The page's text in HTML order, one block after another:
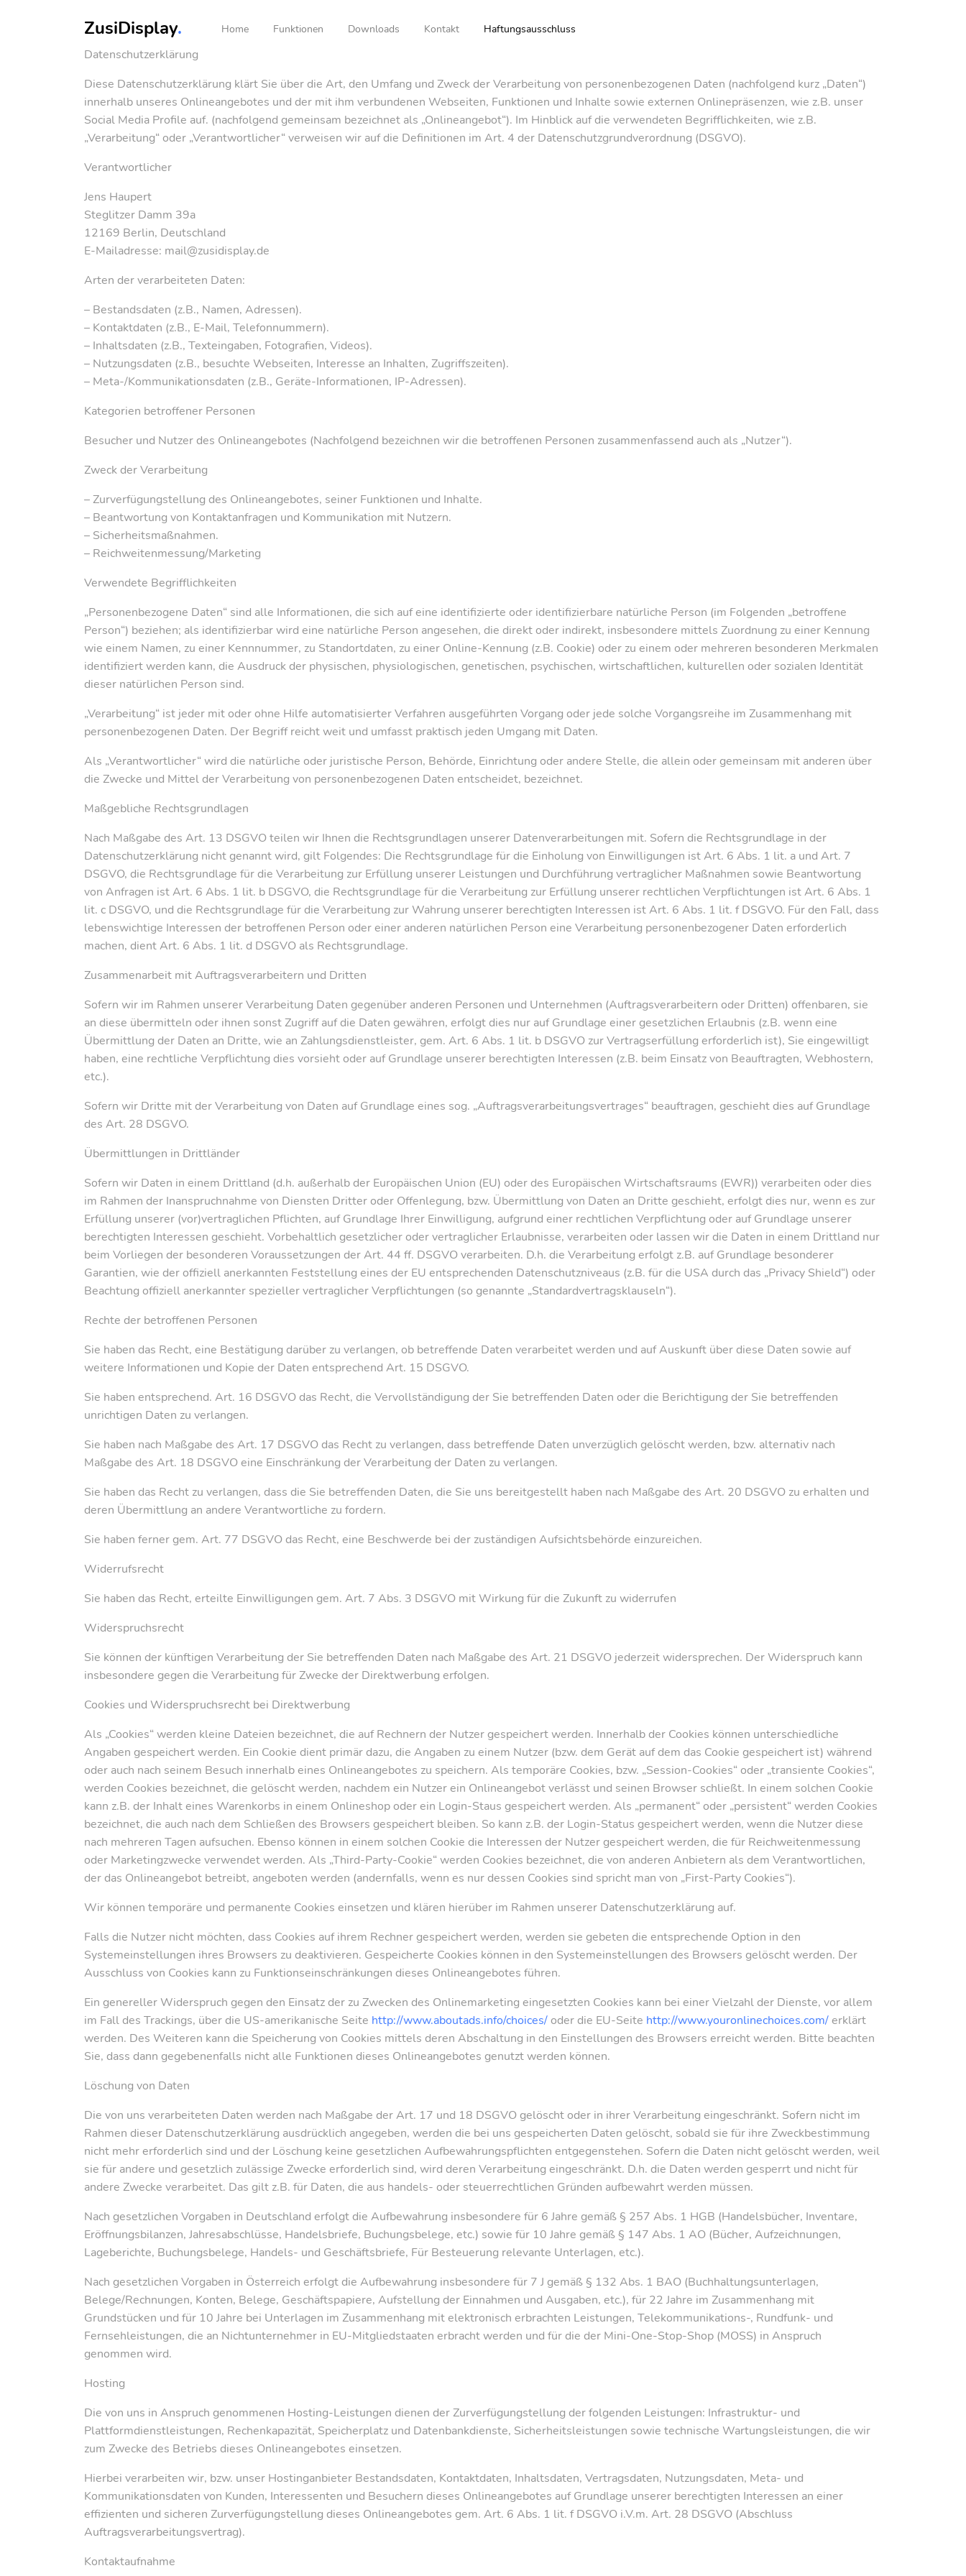
ZusiDisplay. Home Funktionen Downloads Kontakt Haftungsausschluss
Datenschutzerklärung
Diese Datenschutzerklärung klärt Sie über die Art, den Umfang und Zweck der Verarbeitung von personenbezogenen Daten (nachfolgend kurz „Daten“)
innerhalb unseres Onlineangebotes und der mit ihm verbundenen Webseiten, Funktionen und Inhalte sowie externen Onlinepräsenzen, wie z.B. unser
Social Media Profile auf. (nachfolgend gemeinsam bezeichnet als „Onlineangebot“). Im Hinblick auf die verwendeten Begrifflichkeiten, wie z.B.
„Verarbeitung“ oder „Verantwortlicher“ verweisen wir auf die Definitionen im Art. 4 der Datenschutzgrundverordnung (DSGVO).
Verantwortlicher
Jens Haupert
Steglitzer Damm 39a
12169 Berlin, Deutschland
E-Mailadresse: mail@zusidisplay.de
Arten der verarbeiteten Daten:
– Bestandsdaten (z.B., Namen, Adressen).
– Kontaktdaten (z.B., E-Mail, Telefonnummern).
– Inhaltsdaten (z.B., Texteingaben, Fotografien, Videos).
– Nutzungsdaten (z.B., besuchte Webseiten, Interesse an Inhalten, Zugriffszeiten).
– Meta-/Kommunikationsdaten (z.B., Geräte-Informationen, IP-Adressen).
Kategorien betroffener Personen
Besucher und Nutzer des Onlineangebotes (Nachfolgend bezeichnen wir die betroffenen Personen zusammenfassend auch als „Nutzer“).
Zweck der Verarbeitung
– Zurverfügungstellung des Onlineangebotes, seiner Funktionen und Inhalte.
– Beantwortung von Kontaktanfragen und Kommunikation mit Nutzern.
– Sicherheitsmaßnahmen.
– Reichweitenmessung/Marketing
Verwendete Begrifflichkeiten
„Personenbezogene Daten“ sind alle Informationen, die sich auf eine identifizierte oder identifizierbare natürliche Person (im Folgenden „betroffene
Person“) beziehen; als identifizierbar wird eine natürliche Person angesehen, die direkt oder indirekt, insbesondere mittels Zuordnung zu einer Kennung
wie einem Namen, zu einer Kennnummer, zu Standortdaten, zu einer Online-Kennung (z.B. Cookie) oder zu einem oder mehreren besonderen Merkmalen
identifiziert werden kann, die Ausdruck der physischen, physiologischen, genetischen, psychischen, wirtschaftlichen, kulturellen oder sozialen Identität
dieser natürlichen Person sind.
„Verarbeitung“ ist jeder mit oder ohne Hilfe automatisierter Verfahren ausgeführten Vorgang oder jede solche Vorgangsreihe im Zusammenhang mit
personenbezogenen Daten. Der Begriff reicht weit und umfasst praktisch jeden Umgang mit Daten.
Als „Verantwortlicher“ wird die natürliche oder juristische Person, Behörde, Einrichtung oder andere Stelle, die allein oder gemeinsam mit anderen über
die Zwecke und Mittel der Verarbeitung von personenbezogenen Daten entscheidet, bezeichnet.
Maßgebliche Rechtsgrundlagen
Nach Maßgabe des Art. 13 DSGVO teilen wir Ihnen die Rechtsgrundlagen unserer Datenverarbeitungen mit. Sofern die Rechtsgrundlage in der
Datenschutzerklärung nicht genannt wird, gilt Folgendes: Die Rechtsgrundlage für die Einholung von Einwilligungen ist Art. 6 Abs. 1 lit. a und Art. 7
DSGVO, die Rechtsgrundlage für die Verarbeitung zur Erfüllung unserer Leistungen und Durchführung vertraglicher Maßnahmen sowie Beantwortung
von Anfragen ist Art. 6 Abs. 1 lit. b DSGVO, die Rechtsgrundlage für die Verarbeitung zur Erfüllung unserer rechtlichen Verpflichtungen ist Art. 6 Abs. 1
lit. c DSGVO, und die Rechtsgrundlage für die Verarbeitung zur Wahrung unserer berechtigten Interessen ist Art. 6 Abs. 1 lit. f DSGVO. Für den Fall, dass
lebenswichtige Interessen der betroffenen Person oder einer anderen natürlichen Person eine Verarbeitung personenbezogener Daten erforderlich
machen, dient Art. 6 Abs. 1 lit. d DSGVO als Rechtsgrundlage.
Zusammenarbeit mit Auftragsverarbeitern und Dritten
Sofern wir im Rahmen unserer Verarbeitung Daten gegenüber anderen Personen und Unternehmen (Auftragsverarbeitern oder Dritten) offenbaren, sie
an diese übermitteln oder ihnen sonst Zugriff auf die Daten gewähren, erfolgt dies nur auf Grundlage einer gesetzlichen Erlaubnis (z.B. wenn eine
Übermittlung der Daten an Dritte, wie an Zahlungsdienstleister, gem. Art. 6 Abs. 1 lit. b DSGVO zur Vertragserfüllung erforderlich ist), Sie eingewilligt
haben, eine rechtliche Verpflichtung dies vorsieht oder auf Grundlage unserer berechtigten Interessen (z.B. beim Einsatz von Beauftragten, Webhostern,
etc.).
Sofern wir Dritte mit der Verarbeitung von Daten auf Grundlage eines sog. „Auftragsverarbeitungsvertrages“ beauftragen, geschieht dies auf Grundlage
des Art. 28 DSGVO.
Übermittlungen in Drittländer
Sofern wir Daten in einem Drittland (d.h. außerhalb der Europäischen Union (EU) oder des Europäischen Wirtschaftsraums (EWR)) verarbeiten oder dies
im Rahmen der Inanspruchnahme von Diensten Dritter oder Offenlegung, bzw. Übermittlung von Daten an Dritte geschieht, erfolgt dies nur, wenn es zur
Erfüllung unserer (vor)vertraglichen Pflichten, auf Grundlage Ihrer Einwilligung, aufgrund einer rechtlichen Verpflichtung oder auf Grundlage unserer
berechtigten Interessen geschieht. Vorbehaltlich gesetzlicher oder vertraglicher Erlaubnisse, verarbeiten oder lassen wir die Daten in einem Drittland nur
beim Vorliegen der besonderen Voraussetzungen der Art. 44 ff. DSGVO verarbeiten. D.h. die Verarbeitung erfolgt z.B. auf Grundlage besonderer
Garantien, wie der offiziell anerkannten Feststellung eines der EU entsprechenden Datenschutzniveaus (z.B. für die USA durch das „Privacy Shield“) oder
Beachtung offiziell anerkannter spezieller vertraglicher Verpflichtungen (so genannte „Standardvertragsklauseln“).
Rechte der betroffenen Personen
Sie haben das Recht, eine Bestätigung darüber zu verlangen, ob betreffende Daten verarbeitet werden und auf Auskunft über diese Daten sowie auf
weitere Informationen und Kopie der Daten entsprechend Art. 15 DSGVO.
Sie haben entsprechend. Art. 16 DSGVO das Recht, die Vervollständigung der Sie betreffenden Daten oder die Berichtigung der Sie betreffenden
unrichtigen Daten zu verlangen.
Sie haben nach Maßgabe des Art. 17 DSGVO das Recht zu verlangen, dass betreffende Daten unverzüglich gelöscht werden, bzw. alternativ nach
Maßgabe des Art. 18 DSGVO eine Einschränkung der Verarbeitung der Daten zu verlangen.
Sie haben das Recht zu verlangen, dass die Sie betreffenden Daten, die Sie uns bereitgestellt haben nach Maßgabe des Art. 20 DSGVO zu erhalten und
deren Übermittlung an andere Verantwortliche zu fordern.
Sie haben ferner gem. Art. 77 DSGVO das Recht, eine Beschwerde bei der zuständigen Aufsichtsbehörde einzureichen.
Widerrufsrecht
Sie haben das Recht, erteilte Einwilligungen gem. Art. 7 Abs. 3 DSGVO mit Wirkung für die Zukunft zu widerrufen
Widerspruchsrecht
Sie können der künftigen Verarbeitung der Sie betreffenden Daten nach Maßgabe des Art. 21 DSGVO jederzeit widersprechen. Der Widerspruch kann
insbesondere gegen die Verarbeitung für Zwecke der Direktwerbung erfolgen.
Cookies und Widerspruchsrecht bei Direktwerbung
Als „Cookies“ werden kleine Dateien bezeichnet, die auf Rechnern der Nutzer gespeichert werden. Innerhalb der Cookies können unterschiedliche
Angaben gespeichert werden. Ein Cookie dient primär dazu, die Angaben zu einem Nutzer (bzw. dem Gerät auf dem das Cookie gespeichert ist) während
oder auch nach seinem Besuch innerhalb eines Onlineangebotes zu speichern. Als temporäre Cookies, bzw. „Session-Cookies“ oder „transiente Cookies“,
werden Cookies bezeichnet, die gelöscht werden, nachdem ein Nutzer ein Onlineangebot verlässt und seinen Browser schließt. In einem solchen Cookie
kann z.B. der Inhalt eines Warenkorbs in einem Onlineshop oder ein Login-Staus gespeichert werden. Als „permanent“ oder „persistent“ werden Cookies
bezeichnet, die auch nach dem Schließen des Browsers gespeichert bleiben. So kann z.B. der Login-Status gespeichert werden, wenn die Nutzer diese
nach mehreren Tagen aufsuchen. Ebenso können in einem solchen Cookie die Interessen der Nutzer gespeichert werden, die für Reichweitenmessung
oder Marketingzwecke verwendet werden. Als „Third-Party-Cookie“ werden Cookies bezeichnet, die von anderen Anbietern als dem Verantwortlichen,
der das Onlineangebot betreibt, angeboten werden (andernfalls, wenn es nur dessen Cookies sind spricht man von „First-Party Cookies“).
Wir können temporäre und permanente Cookies einsetzen und klären hierüber im Rahmen unserer Datenschutzerklärung auf.
Falls die Nutzer nicht möchten, dass Cookies auf ihrem Rechner gespeichert werden, werden sie gebeten die entsprechende Option in den
Systemeinstellungen ihres Browsers zu deaktivieren. Gespeicherte Cookies können in den Systemeinstellungen des Browsers gelöscht werden. Der
Ausschluss von Cookies kann zu Funktionseinschränkungen dieses Onlineangebotes führen.
Ein genereller Widerspruch gegen den Einsatz der zu Zwecken des Onlinemarketing eingesetzten Cookies kann bei einer Vielzahl der Dienste, vor allem
im Fall des Trackings, über die US-amerikanische Seite http://www.aboutads.info/choices/oder die EU-Seite http://www.youronlinechoices.com/erklärt
werden. Des Weiteren kann die Speicherung von Cookies mittels deren Abschaltung in den Einstellungen des Browsers erreicht werden. Bitte beachten
Sie, dass dann gegebenenfalls nicht alle Funktionen dieses Onlineangebotes genutzt werden können.
Löschung von Daten
Die von uns verarbeiteten Daten werden nach Maßgabe der Art. 17 und 18 DSGVO gelöscht oder in ihrer Verarbeitung eingeschränkt. Sofern nicht im
Rahmen dieser Datenschutzerklärung ausdrücklich angegeben, werden die bei uns gespeicherten Daten gelöscht, sobald sie für ihre Zweckbestimmung
nicht mehr erforderlich sind und der Löschung keine gesetzlichen Aufbewahrungspflichten entgegenstehen. Sofern die Daten nicht gelöscht werden, weil
sie für andere und gesetzlich zulässige Zwecke erforderlich sind, wird deren Verarbeitung eingeschränkt. D.h. die Daten werden gesperrt und nicht für
andere Zwecke verarbeitet. Das gilt z.B. für Daten, die aus handels- oder steuerrechtlichen Gründen aufbewahrt werden müssen.
Nach gesetzlichen Vorgaben in Deutschland erfolgt die Aufbewahrung insbesondere für 6 Jahre gemäß § 257 Abs. 1 HGB (Handelsbücher, Inventare,
Eröffnungsbilanzen, Jahresabschlüsse, Handelsbriefe, Buchungsbelege, etc.) sowie für 10 Jahre gemäß § 147 Abs. 1 AO (Bücher, Aufzeichnungen,
Lageberichte, Buchungsbelege, Handels- und Geschäftsbriefe, Für Besteuerung relevante Unterlagen, etc.).
Nach gesetzlichen Vorgaben in Österreich erfolgt die Aufbewahrung insbesondere für 7 J gemäß § 132 Abs. 1 BAO (Buchhaltungsunterlagen,
Belege/Rechnungen, Konten, Belege, Geschäftspapiere, Aufstellung der Einnahmen und Ausgaben, etc.), für 22 Jahre im Zusammenhang mit
Grundstücken und für 10 Jahre bei Unterlagen im Zusammenhang mit elektronisch erbrachten Leistungen, Telekommunikations-, Rundfunk- und
Fernsehleistungen, die an Nichtunternehmer in EU-Mitgliedstaaten erbracht werden und für die der Mini-One-Stop-Shop (MOSS) in Anspruch
genommen wird.
Hosting
Die von uns in Anspruch genommenen Hosting-Leistungen dienen der Zurverfügungstellung der folgenden Leistungen: Infrastruktur- und
Plattformdienstleistungen, Rechenkapazität, Speicherplatz und Datenbankdienste, Sicherheitsleistungen sowie technische Wartungsleistungen, die wir
zum Zwecke des Betriebs dieses Onlineangebotes einsetzen.
Hierbei verarbeiten wir, bzw. unser Hostinganbieter Bestandsdaten, Kontaktdaten, Inhaltsdaten, Vertragsdaten, Nutzungsdaten, Meta- und
Kommunikationsdaten von Kunden, Interessenten und Besuchern dieses Onlineangebotes auf Grundlage unserer berechtigten Interessen an einer
effizienten und sicheren Zurverfügungstellung dieses Onlineangebotes gem. Art. 6 Abs. 1 lit. f DSGVO i.V.m. Art. 28 DSGVO (Abschluss
Auftragsverarbeitungsvertrag).
Kontaktaufnahme